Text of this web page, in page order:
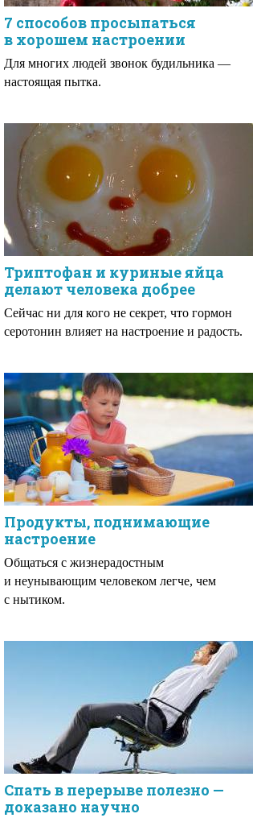
7 способов просыпаться
в хорошем настроении
Для многих людей звонок будильника —
настоящая пытка.
Триптофан и куриные яйца
делают человека добрее
Сейчас ни для кого не секрет, что гормон
серотонин влияет на настроение и радость.
Продукты, поднимающие
настроение
Общаться с жизнерадостным
и неунывающим человеком легче, чем
с нытиком.
Спать в перерыве полезно —
доказано научно